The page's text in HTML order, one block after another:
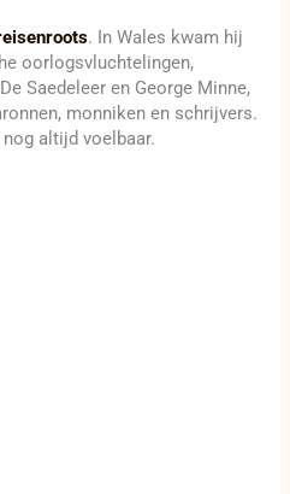
. In Wales kwam hij
oorlogsvluchtelingen,
Saedeleer en George Minne,
monniken en schrijvers.
altijd voelbaar.